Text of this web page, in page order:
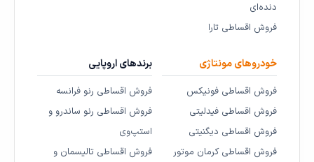
دنده‌ای
فروش اقساطی تارا
خودروهای مونتاژی
فروش اقساطی فونیکس
فروش اقساطی فیدلیتی
فروش اقساطی دیگنیتی
فروش اقساطی کرمان موتور
برندهای اروپایی
فروش اقساطی رنو فرانسه
فروش اقساطی رنو ساندرو و
استپ‌وی
فروش اقساطی تالیسمان و